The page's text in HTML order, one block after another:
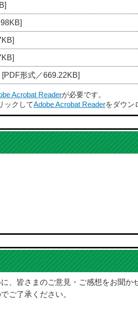
[PDF形式／669.22KB]
Acrobat Readerが必要です。
ックしてAdobe Acrobat Readerをダウン
、皆さまのご意見・ご感想をお聞か
ご了承ください。